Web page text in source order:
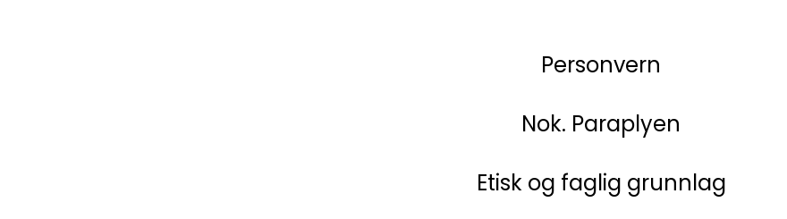
Personvern
Nok. Paraplyen
Etisk og faglig grunnlag